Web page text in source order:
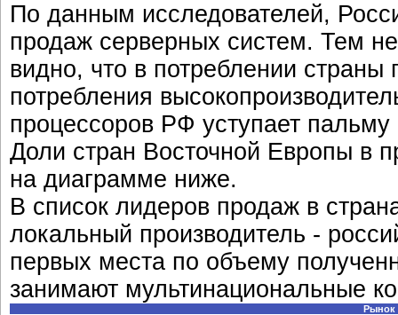
По данным исследователей,
продаж серверных систем. Тем
видно, что в потреблении
потребления
процессоров РФ уступает
Доли стран Восточной Европы в
на диаграмме ниже.
В список лидеров продаж в
локальный производитель -
первых места по объему
занимают мультинациональные
Рынок